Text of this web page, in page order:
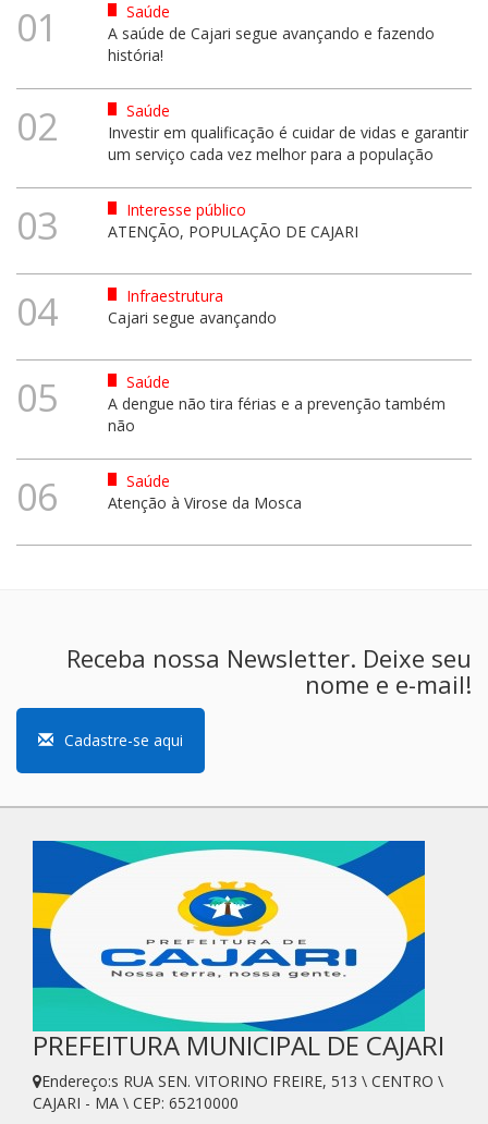
01
Saúde
A saúde de Cajari segue avançando e fazendo
história!
02
Saúde
Investir em qualificação é cuidar de vidas e garantir
um serviço cada vez melhor para a população
03
Interesse público
ATENÇÃO, POPULAÇÃO DE CAJARI
04
Infraestrutura
Cajari segue avançando
05
Saúde
A dengue não tira férias e a prevenção também
não
06
Saúde
Atenção à Virose da Mosca
Receba nossa Newsletter. Deixe seu
nome e e-mail!
Cadastre-se aqui
PREFEITURA MUNICIPAL DE CAJARI
Endereço:s RUA SEN. VITORINO FREIRE, 513 \ CENTRO \
CAJARI - MA \ CEP: 65210000